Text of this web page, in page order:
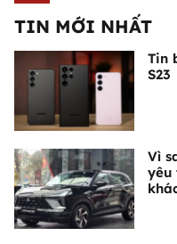
TIN MỚI NHẤT
Tin
S23
Vì
yêu